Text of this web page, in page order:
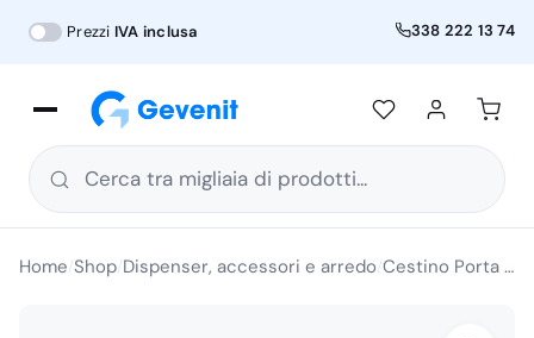
Prezzi IVA inclusa 338 222 13 74
Cerca tra migliaia di prodotti...
Home Shop Dispenser, accessori e arredo Cestino Porta Oggetti Accessorio per Carrello a “X”